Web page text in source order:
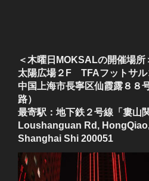
＜木曜日MOKSALの開催場所
太陽広場２F TFAフットサル
中国上海市長寧区仙霞露８
路）
最寄駅：地下鉄２号線「婁山
Loushanguan Rd,
Shanghai Shi 200051